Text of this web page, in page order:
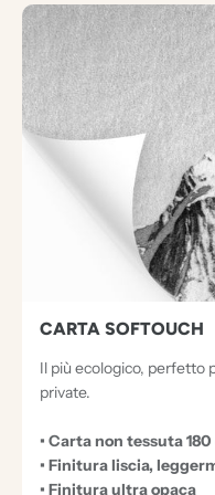
3
D
O
C
U
CARTA SOFTOUCH
Il più ecologico, perfetto
private.
• Carta non tessuta
• Finitura liscia,
• Finitura ultra opaca